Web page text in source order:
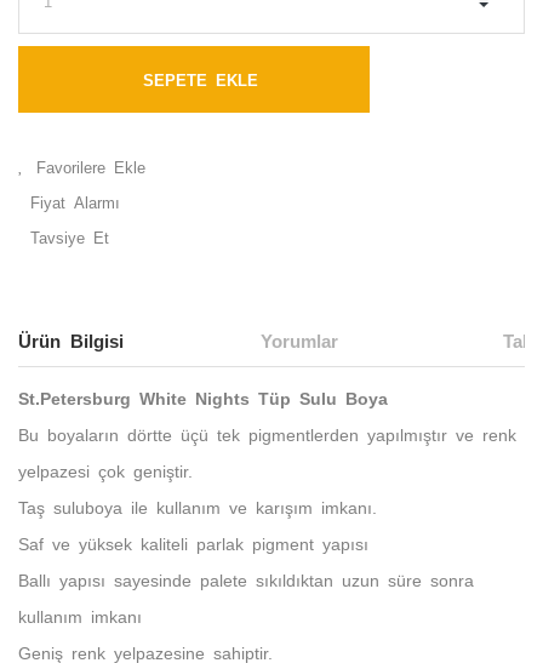
SEPETE EKLE
Fiyat Alarmı
Tavsiye Et
Ürün Bilgisi Yorumlar
St.Petersburg White Nights Tüp Sulu Boya
Bu boyaların dörtte üçü tek pigmentlerden yapılmıştır ve renk
yelpazesi çok geniştir.
Taş suluboya ile kullanım ve karışım imkanı.
Saf ve yüksek kaliteli parlak pigment yapısı
Ballı yapısı sayesinde palete sıkıldıktan uzun süre sonra
kullanım imkanı
Geniş renk yelpazesine sahiptir.